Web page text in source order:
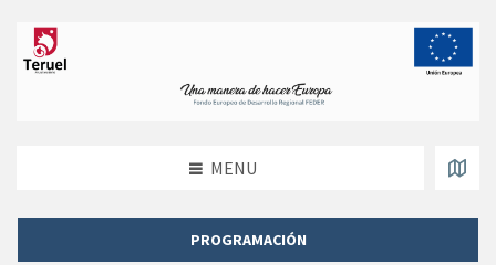
MENU
PROGRAMACIÓN